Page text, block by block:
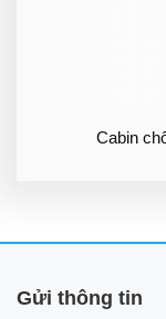
Cabin
Gửi thông tin